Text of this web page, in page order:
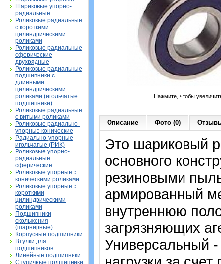
Шариковые упорно-
радиальные
Роликовые радиальные
с короткими
цилиндрическими
роликами
Роликовые радиальные
сферические
двухрядные
Роликовые радиальные
подшипники с
длинными
цилиндрическими
роликами (игольчатые
подшипники)
Роликовые радиальные
с витыми роликами
Роликовые радиально-
упорные конические
Радиально-упорные
игольчатые (РИК)
Роликовые упорно-
радиальные
сферические
Роликовые упорные с
коническими роликами
Роликовые упорные с
короткими
цилиндрическими
роликами
Подшипники
скольжения
(шарнирные)
Корпусные подшипники
Втулки для
подшипников
Линейные подшипники
Ступичные подшипники
Нажмите, чтобы
Описание Фото (0)
Это шариковый
основного
резиновыми
армированный
внутреннюю
загрязняющих
Универсальный